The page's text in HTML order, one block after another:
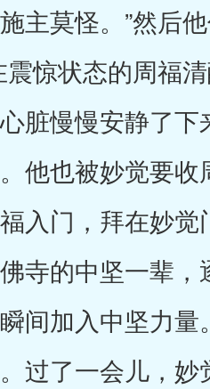
主莫怪。”然后
惊状态的周福
脏慢慢安静了
他也被妙觉要
入门，拜在妙
寺的中坚一辈，
间加入中坚力
过了一会儿，